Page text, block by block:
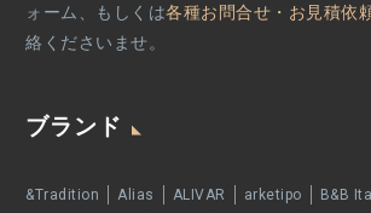
ォーム、もしくは各種お問合せ・お見積依
絡くださいませ。
ブランド
&Tradition Alias ALIVAR arketipo
B&B